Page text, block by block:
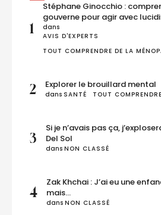
1
Stéphane Ginocchio :
gouverne pour agir avec
dans
AVIS D'EXPERTS
TOUT COMPRENDRE DE LA
2 Explorer le brouillard mental
dans SANTÉ TOUT
3
Si je n’avais pas ça,
Del Sol
dans NON CLASSÉ
4
Zak Khchai : J’ai eu une
mais…
dans NON CLASSÉ